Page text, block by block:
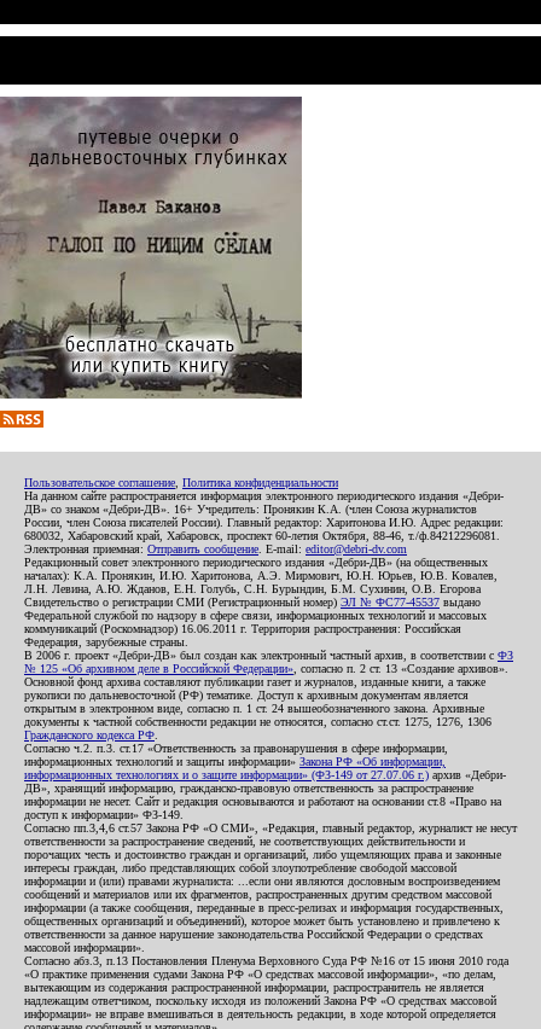
Пользовательское соглашение Политика конфиденциальности
На данном сайте распространяется информация электронного периодического издания «Дебри-
ДВ» со знаком «Дебри-ДВ». 16+ Учредитель: Пронякин К.А. (член Союза журналистов
России, член Союза писателей России). Главный редактор: Харитонова И.Ю. Адрес редакции:
680032, Хабаровский край, Хабаровск, проспект 60-летия Октября, 88-46, т./ф.84212296081.
Электронная приемная: Отправить сообщение . E-mail: editor@debri-dv.com
Редакционный совет электронного периодического издания «Дебри-ДВ» (на общественных
началах): К.А. Пронякин, И.Ю. Харитонова, А.Э. Мирмович, Ю.Н. Юрьев, Ю.В. Ковалев,
Л.Н. Левина, А.Ю. Жданов, Е.Н. Голубь, С.Н. Бурындин, Б.М. Сухинин, О.В. Егорова
Свидетельство о регистрации СМИ (Регистрационный номер) ЭЛ № ФС77-45537 выдано
Федеральной службой по надзору в сфере связи, информационных технологий и массовых
коммуникаций (Роскомнадзор) 16.06.2011 г. Территория распространения: Российская
Федерация, зарубежные страны.
В 2006 г. проект «Дебри-ДВ» был создан как электронный частный архив, в соответствии с ФЗ
№ 125 «Об архивном деле в Российской Федерации» , согласно п. 2 ст. 13 «Создание архивов».
Основной фонд архива составляют публикации газет и журналов, изданные книги, а также
рукописи по дальневосточной (РФ) тематике. Доступ к архивным документам является
открытым в электронном виде, согласно п. 1 ст. 24 вышеобозначенного закона. Архивные
документы к частной собственности редакции не относятся, согласно ст.ст. 1275, 1276, 1306
Гражданского кодекса РФ
Согласно ч.2. п.3. ст.17 «Ответственность за правонарушения в сфере информации,
информационных технологий и защиты информации» Закона РФ «Об информации,
информационных технологиях и о защите информации» (ФЗ-149 от 27.07.06 г.) архив «Дебри-
ДВ», хранящий информацию, гражданско-правовую ответственность за распространение
информации не несет. Сайт и редакция основываются и работают на основании ст.8 «Право на
доступ к информации» ФЗ-149.
Согласно пп.3,4,6 ст.57 Закона РФ «О СМИ», «Редакция, главный редактор, журналист не несут
ответственности за распространение сведений, не соответствующих действительности и
порочащих честь и достоинство граждан и организаций, либо ущемляющих права и законные
интересы граждан, либо представляющих собой злоупотребление свободой массовой
информации и (или) правами журналиста: ...если они являются дословным воспроизведением
сообщений и материалов или их фрагментов, распространенных другим средством массовой
информации (а также сообщения, переданные в пресс-релизах и информация государственных,
общественных организаций и объединений), которое может быть установлено и привлечено к
ответственности за данное нарушение законодательства Российской Федерации о средствах
массовой информации».
Согласно абз.3, п.13 Постановления Пленума Верховного Суда РФ №16 от 15 июня 2010 года
«О практике применения судами Закона РФ «О средствах массовой информации», «по делам,
вытекающим из содержания распространенной информации, распространитель не является
надлежащим ответчиком, поскольку исходя из положений Закона РФ «О средствах массовой
информации» не вправе вмешиваться в деятельность редакции, в ходе которой определяется